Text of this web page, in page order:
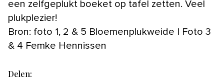
een zelfgeplukt boeket op tafel zetten. Veel
plukplezier!
Bron: foto 1, 2 & 5 Bloemenplukweide | Foto 3
& 4 Femke Hennissen
Delen: